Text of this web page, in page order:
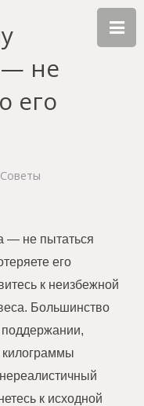
не
его
— не пытаться
его
к неизбежной
Большинство
поддержании,
килограммы
к исходной